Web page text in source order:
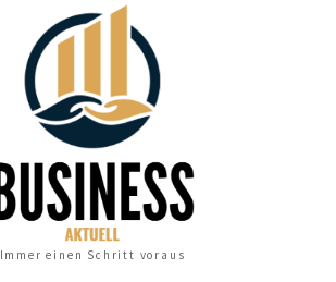
Immer einen Schritt voraus